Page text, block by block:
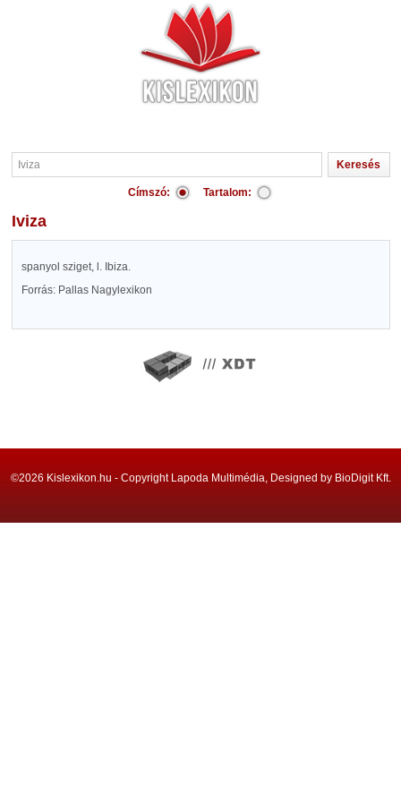
Címszó: Tartalom:
Iviza
spanyol sziget, l. Ibiza.
Forrás: Pallas Nagylexikon
©2026 Kislexikon.hu - Copyright Lapoda Multimédia, Designed by BioDigit Kft.